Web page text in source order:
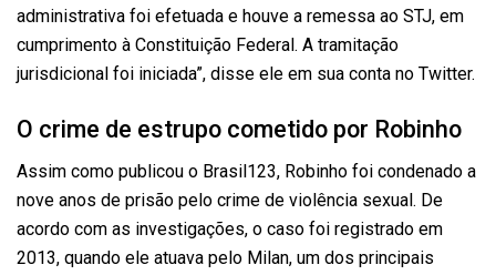
administrativa foi efetuada e houve a remessa ao STJ, em
cumprimento à Constituição Federal. A tramitação
jurisdicional foi iniciada”, disse ele em sua conta no Twitter.
O crime de estrupo cometido por Robinho
Assim como publicou o Brasil123, Robinho foi condenado a
nove anos de prisão pelo crime de violência sexual. De
acordo com as investigações, o caso foi registrado em
2013, quando ele atuava pelo Milan, um dos principais